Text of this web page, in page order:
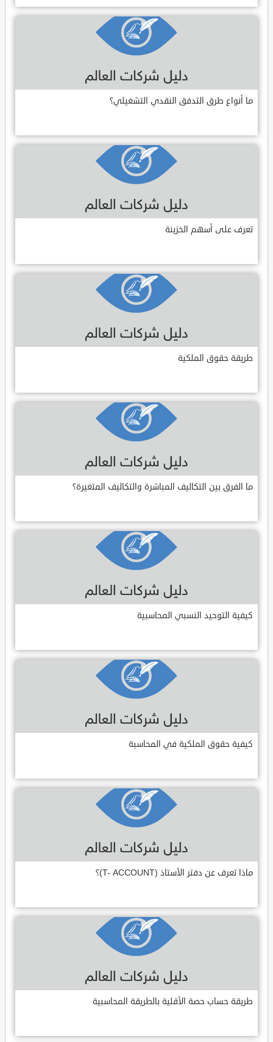
ما أنواع طرق التدفق النقدي التشغيلي؟
تعرف على أسهم الخزينة
طريقة حقوق الملكية
ما الفرق بين التكاليف المباشرة والتكاليف المتغيرة؟
كيفية التوحيد النسبي المحاسبية
كيفية حقوق الملكية في المحاسبة
ماذا تعرف عن دفتر الأستاذ (T- ACCOUNT)؟
طريقة حساب حصة الأقلية بالطريقة المحاسبية